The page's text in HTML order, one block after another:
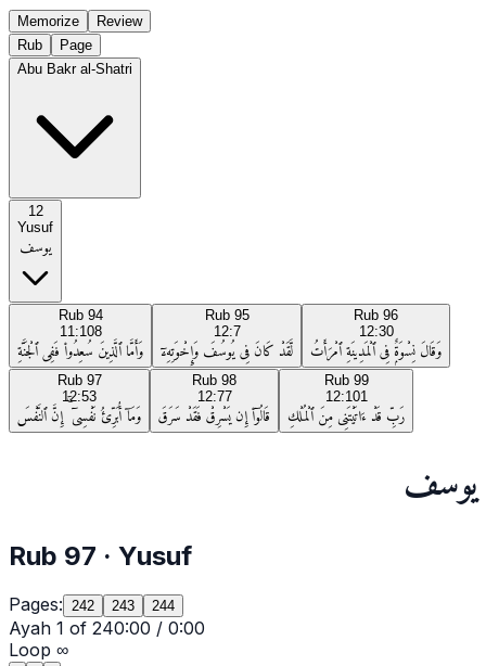
Memorize
Review
Rub
Page
Abu Bakr al-Shatri
12
Yusuf
يوسف
Rub 94
11:108
وَأَمَّا ٱلَّذِينَ سُعِدُوا۟ فَفِى ٱلْجَنَّةِ
Rub 95
12:7
لَّقَدْ كَانَ فِى يُوسُفَ وَإِخْوَتِهِۦٓ
Rub 96
12:30
وَقَالَ نِسْوَةٌۭ فِى ٱلْمَدِينَةِ ٱمْرَأَتُ
Rub 97
12:53
وَمَآ أُبَرِّئُ نَفْسِىٓ ۚ إِنَّ ٱلنَّفْسَ
Rub 98
12:77
قَالُوٓا۟ إِن يَسْرِقْ فَقَدْ سَرَقَ
Rub 99
12:101
رَبِّ قَدْ ءَاتَيْتَنِى مِنَ ٱلْمُلْكِ
يوسف
Rub 97 · Yusuf
Pages: 242 243 244
Ayah 1 of 240:00 / 0:00
Loop ∞